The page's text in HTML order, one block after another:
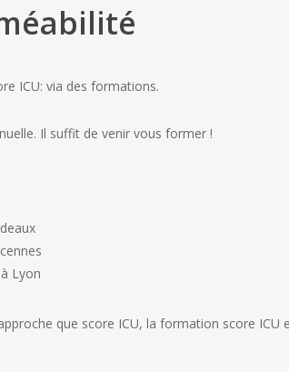
ICU: via des formations.
Il suffit de venir vous former !
Lyon
que score ICU, la formation score ICU